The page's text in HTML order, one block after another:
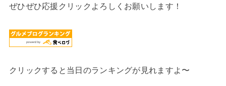
ぜひぜひ応援クリックよろしくお願いします！
クリックすると当日のランキングが見れますよ〜